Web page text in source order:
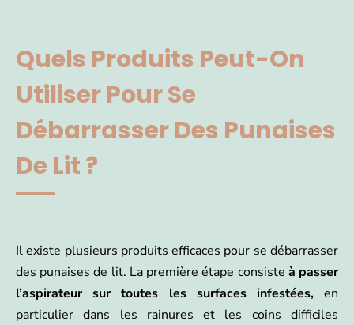
Quels Produits Peut-On
Utiliser Pour Se
Débarrasser Des Punaises
De Lit ?
Il existe plusieurs produits efficaces pour se débarrasser
des punaises de lit. La première étape consiste à passer
l’aspirateur sur toutes les surfaces infestées, en
particulier dans les rainures et les coins difficiles